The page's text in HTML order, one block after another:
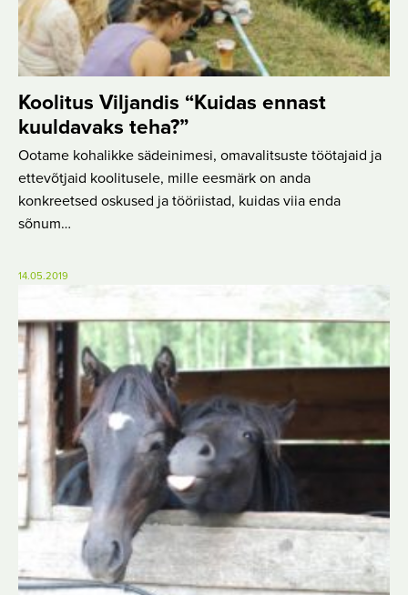
Koolitus Viljandis “Kuidas ennast
kuuldavaks teha?”
Ootame kohalikke sädeinimesi, omavalitsuste töötajaid ja
ettevõtjaid koolitusele, mille eesmärk on anda
konkreetsed oskused ja tööriistad, kuidas viia enda
sõnum…
14.05.2019